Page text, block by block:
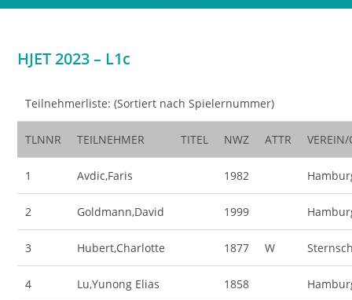
HJET 2023 – L1c
Teilnehmerliste: (Sortiert nach Spielernummer)
TLNNR TEILNEHMER TITEL NWZ ATTR VEREIN/
1 Avdic,Faris 1982
2 Goldmann,David 1999
3 Hubert,Charlotte 1877 W
4 Lu,Yunong Elias 1858